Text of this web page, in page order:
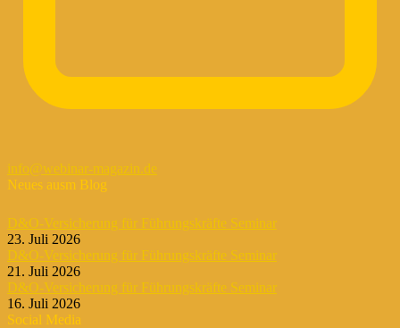
info@webinar-magazin.de
Neues ausm Blog
D&O-Versicherung für Führungskräfte Seminar
23. Juli 2026
D&O-Versicherung für Führungskräfte Seminar
21. Juli 2026
D&O-Versicherung für Führungskräfte Seminar
16. Juli 2026
Social Media